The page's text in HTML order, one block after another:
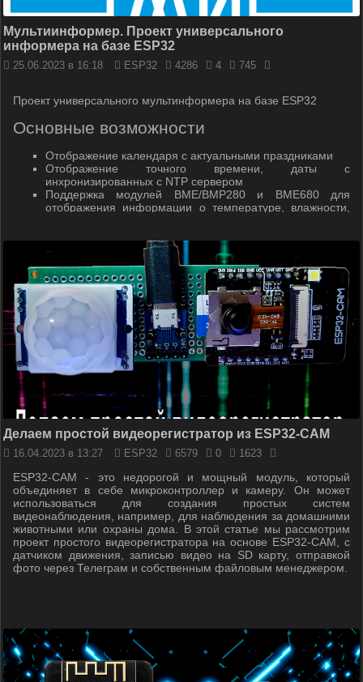
Мультиинформер. Проект универсального
информера на базе ESP32
25.06.2023 в 16:18 ESP32 4286 4 745
Проект универсального мультинформера на базе ESP32
Основные возможности
Отображение календаря с актуальными праздниками
Отображение точного времени, даты с
инхронизированных с NTP сервером
Поддержка модулей BME/BMP280 и BME680 для
отображения информации о температуре, влажности,
Беспроводной монитор параметров ПК (температура и
загрузка процессора и видеокарты, закруженность
оперативной и видеопамяти, данные о сети) через
программу Libre Hardware Monitor
Отображение погодной сводки с сайта Open Weather
Maps
Отображение курсов валют по данным ММВБ
Онлайн радио плеер
Делаем простой видеорегистратор из ESP32-CAM
16.04.2023 в 13:27 ESP32 6579 0 1623
ESP32-CAM - это недорогой и мощный модуль, который
объединяет в себе микроконтроллер и камеру. Он может
использоваться для создания простых систем
видеонаблюдения, например, для наблюдения за домашними
животными или охраны дома. В этой статье мы рассмотрим
проект простого видеорегистратора на основе ESP32-CAM, с
датчиком движения, записью видео на SD карту, отправкой
фото через Телеграм и собственным файловым менеджером.